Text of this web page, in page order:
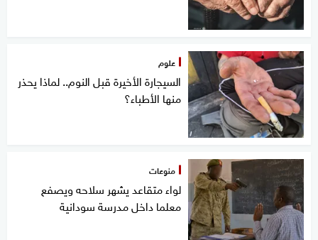
علوم
السيجارة الأخيرة قبل النوم.. لماذا يحذر
منها الأطباء؟
منوعات
لواء متقاعد يشهر سلاحه ويصفع
معلما داخل مدرسة سودانية